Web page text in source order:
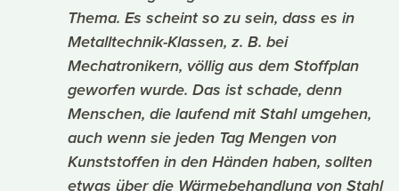
Thema. Es scheint so zu sein, dass es in
Metalltechnik-Klassen, z. B. bei
Mechatronikern, völlig aus dem Stoffplan
geworfen wurde. Das ist schade, denn
Menschen, die laufend mit Stahl umgehen,
auch wenn sie jeden Tag Mengen von
Kunststoffen in den Händen haben, sollten
etwas über die Wärmebehandlung von Stahl